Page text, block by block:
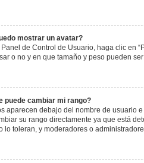
mostrar un avatar?
Panel de Control de Usuario, haga clic en
o no y en que tamaño y peso pueden
puede cambiar mi rango?
aparecen debajo del nombre de usuario
su rango directamente ya que está
lo toleran, y moderadores o